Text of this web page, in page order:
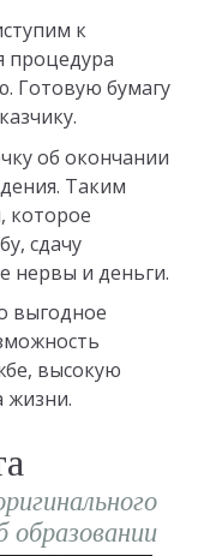
к
процедура
Готовую бумагу
об окончании
Таким
которое
сдачу
нервы и деньги.
выгодное
высокую
жизни.
образовании